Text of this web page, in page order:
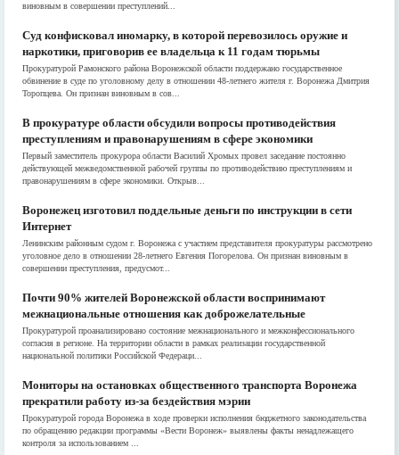
виновным в совершении преступлений...
Суд конфисковал иномарку, в которой перевозилось оружие и
наркотики, приговорив ее владельца к 11 годам тюрьмы
Прокуратурой Рамонского района Воронежской области поддержано государственное
обвинение в суде по уголовному делу в отношении 48-летнего жителя г. Воронежа Дмитрия
Торопцева. Он признан виновным в сов...
В прокуратуре области обсудили вопросы противодействия
преступлениям и правонарушениям в сфере экономики
Первый заместитель прокурора области Василий Хромых провел заседание постоянно
действующей межведомственной рабочей группы по противодействию преступлениям и
правонарушениям в сфере экономики. Открыв...
Воронежец изготовил поддельные деньги по инструкции в сети
Интернет
Ленинским районным судом г. Воронежа с участием представителя прокуратуры рассмотрено
уголовное дело в отношении 28-летнего Евгения Погорелова. Он признан виновным в
совершении преступления, предусмот...
Почти 90% жителей Воронежской области воспринимают
межнациональные отношения как доброжелательные
Прокуратурой проанализировано состояние межнационального и межконфессионального
согласия в регионе. На территории области в рамках реализации государственной
национальной политики Российской Федераци...
Мониторы на остановках общественного транспорта Воронежа
прекратили работу из-за бездействия мэрии
Прокуратурой города Воронежа в ходе проверки исполнения бюджетного законодательства
по обращению редакции программы «Вести Воронеж» выявлены факты ненадлежащего
контроля за использованием ...